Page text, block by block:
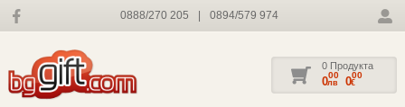
0888/270 205 0894/579 974
0 Продукта
000
лв 000
€